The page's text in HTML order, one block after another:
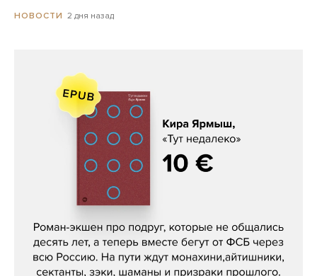
НОВОСТИ 2 дня назад
Кира Ярмыш, «Тут недалеко»